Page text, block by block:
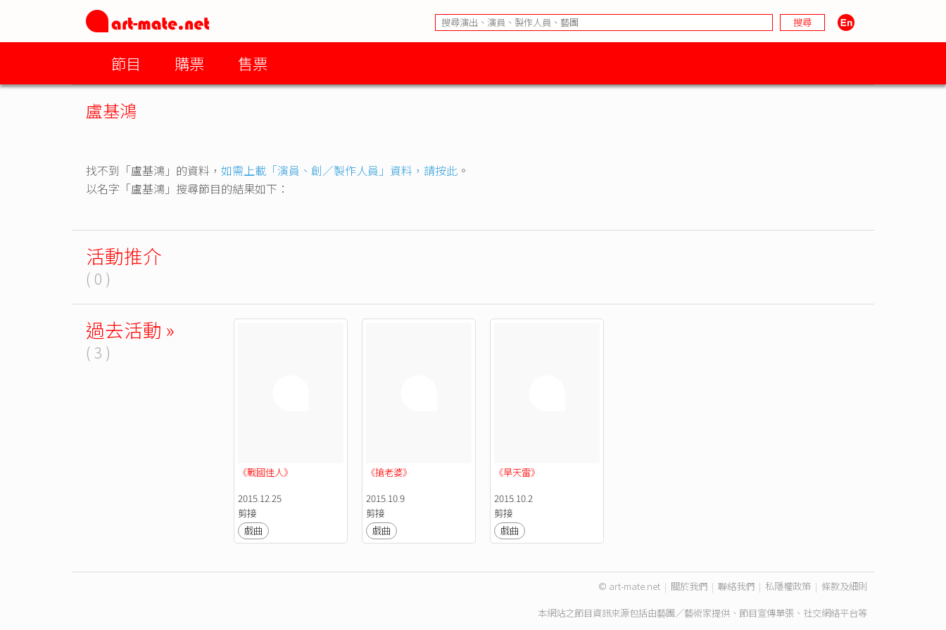
節目 購票 售票
盧基鴻
找不到「盧基鴻」的資料， 如需上載「演員、創／製作人員」資料，請按此 。
以名字「盧基鴻」搜尋節目的結果如下：
活動推介
( 0 )
過去活動 »
( 3 )
《戰國佳人》
2015.12.25
剪接
戲曲
《搶老婆》
2015.10.9
剪接
戲曲
《旱天雷》
2015.10.2
剪接
戲曲
© art-mate.net | 關於我們 | 聯絡我們 | 私隱權政策 | 條款及細則
本網站之節目資訊來源包括由藝團／藝術家提供、節目宣傳單張、社交網絡平台等